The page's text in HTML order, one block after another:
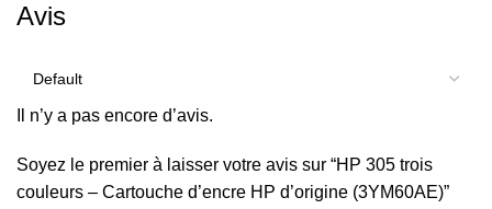
Avis
Il n’y a pas encore d’avis.
Soyez le premier à laisser votre avis sur “HP 305 trois
couleurs – Cartouche d’encre HP d’origine (3YM60AE)”